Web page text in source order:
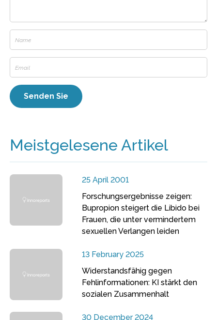
Meistgelesene Artikel
25 April 2001
Forschungsergebnisse zeigen:
Bupropion steigert die Libido bei
Frauen, die unter vermindertem
sexuellen Verlangen leiden
13 February 2025
Widerstandsfähig gegen
Fehlinformationen: KI stärkt den
sozialen Zusammenhalt
30 December 2024